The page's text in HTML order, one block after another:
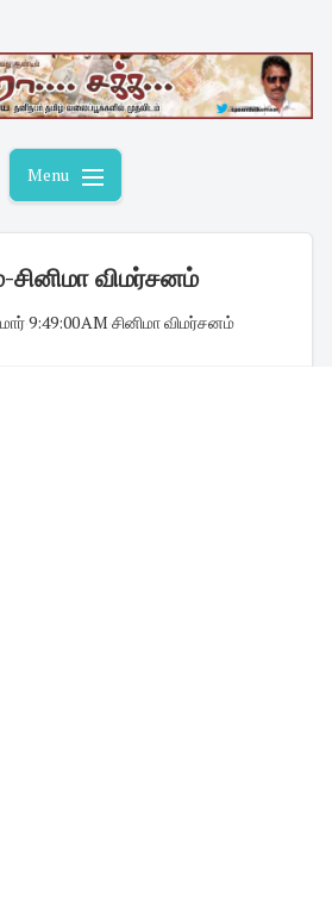
Menu
விமர்சனம்
·9:49:00 AM சினிமா விமர்சனம்